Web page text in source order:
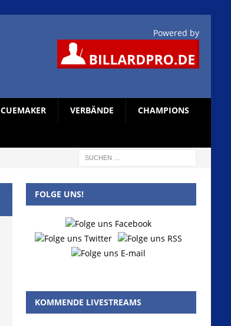
Powered by
CUEMAKER VERBÄNDE CHAMPIONS
FOLGE UNS!
KOMMENDE LIVESTREAMS